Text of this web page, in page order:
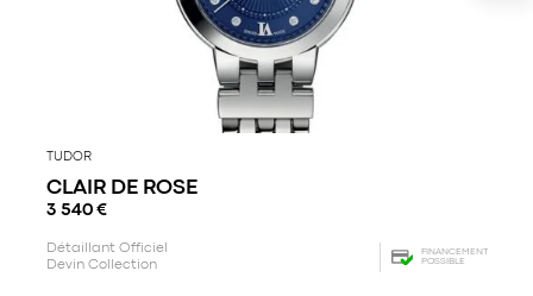
TUDOR
CLAIR DE ROSE
3 540 €
Détaillant Officiel
Devin Collection
FINANCEMENT
POSSIBLE